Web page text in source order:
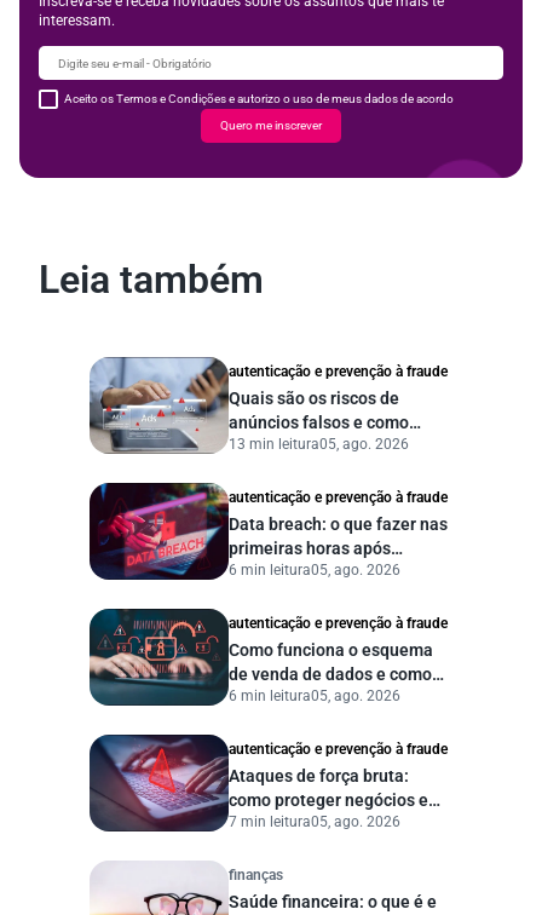
interessam.
Aceito os Termos e Condições e autorizo o uso de meus dados de acordo
Quero me inscrever
Leia também
autenticação e prevenção à fraude
Quais são os riscos de
anúncios falsos e como
proteger seu negócio?
13 min leitura05, ago. 2026
autenticação e prevenção à fraude
Data breach: o que fazer nas
primeiras horas após
vazamento de dados?
6 min leitura05, ago. 2026
autenticação e prevenção à fraude
Como funciona o esquema
de venda de dados e como
proteger sua empresa?
6 min leitura05, ago. 2026
autenticação e prevenção à fraude
Ataques de força bruta:
como proteger negócios e
dados digitais
7 min leitura05, ago. 2026
finanças
Saúde financeira: o que é e